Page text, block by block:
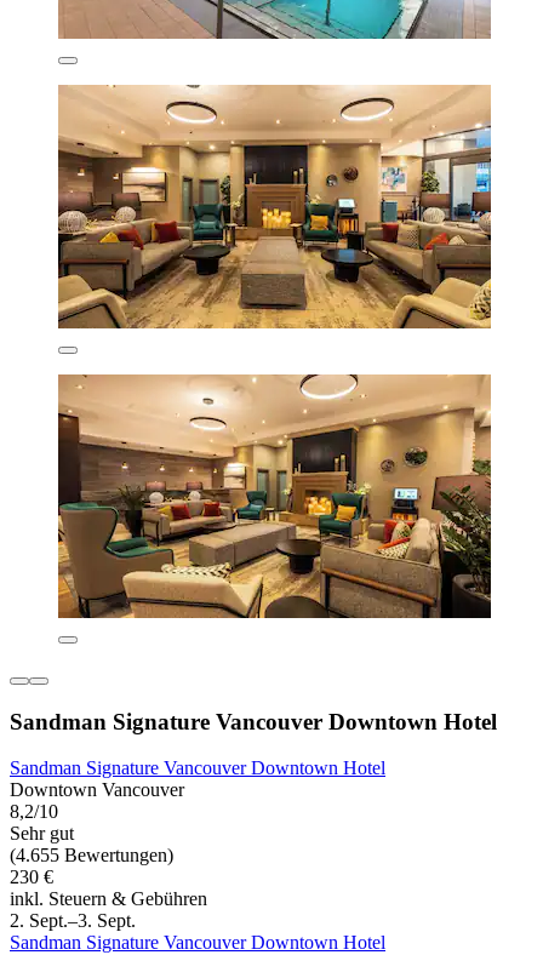
Sandman Signature Vancouver Downtown Hotel
Sandman Signature Vancouver Downtown Hotel
Downtown Vancouver
8,2/10
Sehr gut
(4.655 Bewertungen)
230 €
inkl. Steuern & Gebühren
2. Sept.–3. Sept.
Sandman Signature Vancouver Downtown Hotel